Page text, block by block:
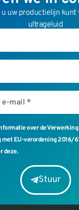
we u
consult aan en
voor uw
u uw productielijn
ultrageluid
over de
EU-verordening 2016/
deze.
Stuur